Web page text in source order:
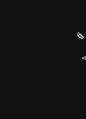
🗞️